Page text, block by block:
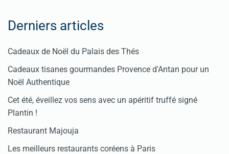
Derniers articles
Cadeaux de Noël du Palais des Thés
Cadeaux tisanes gourmandes Provence d'Antan pour un
Noël Authentique
Cet été, éveillez vos sens avec un apéritif truffé signé
Plantin !
Restaurant Majouja
Les meilleurs restaurants coréens à Paris